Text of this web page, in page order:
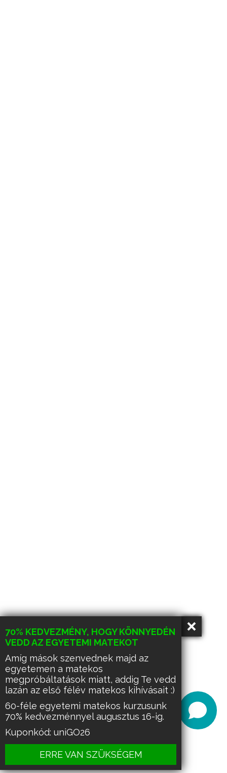
70% KEDVEZMÉNY, HOGY KÖNNYEDÉN
VEDD AZ EGYETEMI MATEKOT
Amíg mások szenvednek majd az
egyetemen a matekos
megpróbáltatások miatt, addig Te vedd
lazán az első félév matekos kihívásait :)
60-féle egyetemi matekos kurzusunk
70% kedvezménnyel augusztus 16-ig.
Kuponkód: uniGO26
ERRE VAN SZÜKSÉGEM